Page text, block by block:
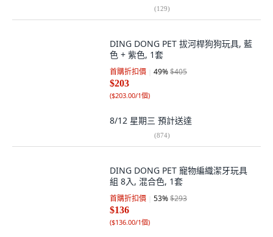
(129)
DING DONG PET 拔河桿狗狗玩具, 藍
色 + 紫色, 1套
首購折扣價 49%$405
$203
($203.00/1個)
8/12 星期三 預計送達
(874)
DING DONG PET 寵物編織潔牙玩具
組 8入, 混合色, 1套
首購折扣價 53%$293
$136
($136.00/1個)